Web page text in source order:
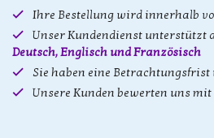
Ihre Bestellung wird innerhalb
Unser Kundendienst unterstützt
Deutsch, Englisch und Französisch
Sie haben eine Betrachtungsfrist
Unsere Kunden bewerten uns mit